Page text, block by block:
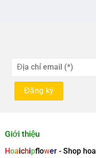
Giới thiệu
Hoaichipfower- Shop hoa